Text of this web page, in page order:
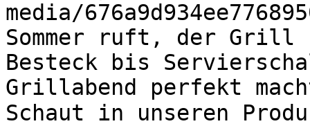
media/
Sommer ruft, der Grill
Besteck bis
Grillabend perfekt
Schaut in unseren